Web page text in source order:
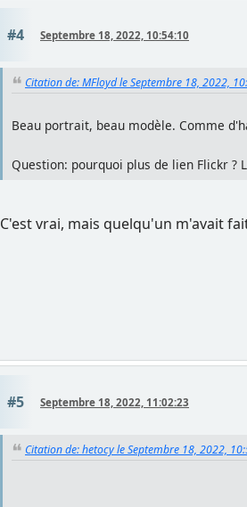
#4 Septembre 18, 2022, 10:54:10
Citation de: MFloyd le Septembre 18, 2022,
Beau portrait, beau modèle. Comme
Question: pourquoi plus de lien Flickr
C'est vrai, mais quelqu'un m'avait
#5 Septembre 18, 2022, 11:02:23
Citation de: hetocy le Septembre 18, 2022,